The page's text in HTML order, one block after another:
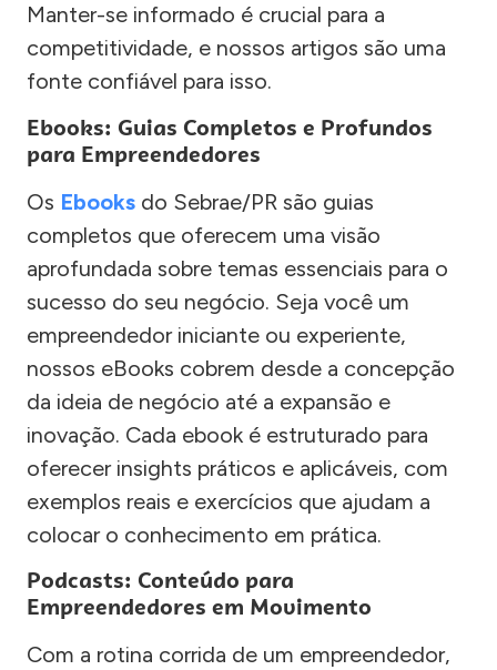
Manter-se informado é crucial para a
competitividade, e nossos artigos são uma
fonte confiável para isso.
Ebooks: Guias Completos e Profundos
para Empreendedores
Os Ebooks do Sebrae/PR são guias
completos que oferecem uma visão
aprofundada sobre temas essenciais para o
sucesso do seu negócio. Seja você um
empreendedor iniciante ou experiente,
nossos eBooks cobrem desde a concepção
da ideia de negócio até a expansão e
inovação. Cada ebook é estruturado para
oferecer insights práticos e aplicáveis, com
exemplos reais e exercícios que ajudam a
colocar o conhecimento em prática.
Podcasts: Conteúdo para
Empreendedores em Movimento
Com a rotina corrida de um empreendedor,